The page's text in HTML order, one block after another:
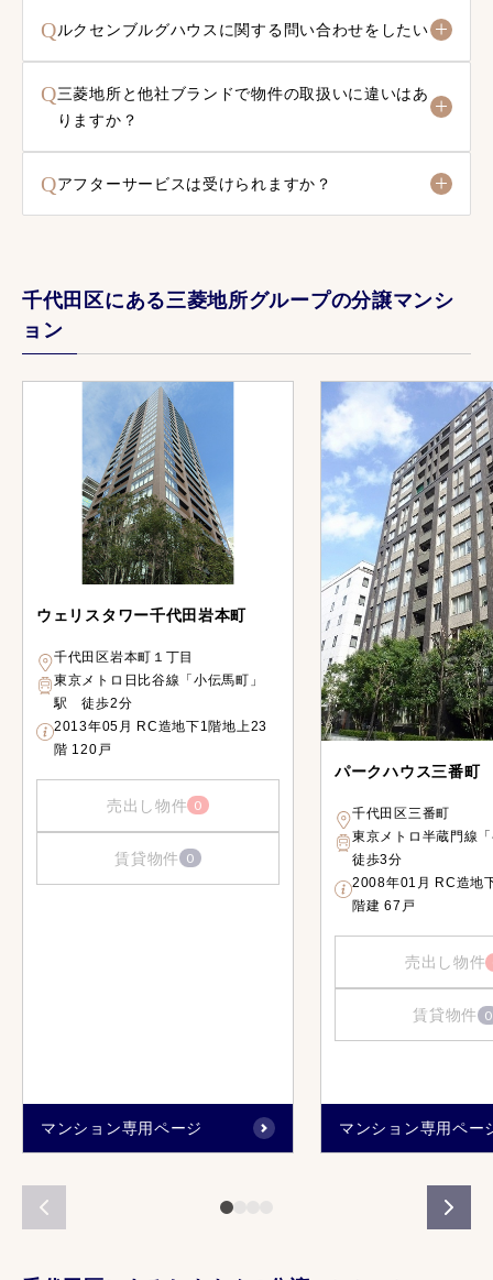
Qルクセンブルグハウスに関する問い合わせをしたい
Q三菱地所と他社ブランドで物件の取扱いに違いはあ
りますか？
Qアフターサービスは受けられますか？
千代田区にある三菱地所グループの分譲マンシ
ョン
ウェリスタワー千代田岩本町
千代田区岩本町１丁目
東京メトロ日比谷線「小伝馬町」
駅 徒歩2分
2013年05月 RC造地下1階地上23
階 120戸
売出し物件 0
賃貸物件 0
マンション専用ページ
パークハウス三番町
千代田区三番町
東京メトロ半蔵門線
徒歩3分
2008年01月 RC造地
階建 67戸
売出し物件
賃貸物件 0
マンション専用ペー